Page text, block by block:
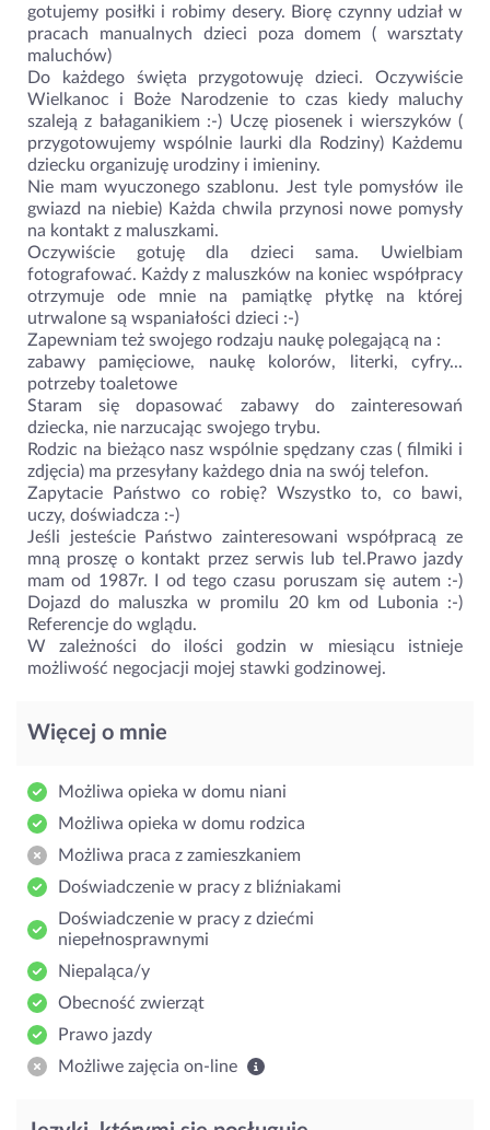
gotujemy posiłki i robimy desery. Biorę czynny udział w
pracach manualnych dzieci poza domem ( warsztaty
maluchów)
Do każdego święta przygotowuję dzieci. Oczywiście
Wielkanoc i Boże Narodzenie to czas kiedy maluchy
szaleją z bałaganikiem :-) Uczę piosenek i wierszyków (
przygotowujemy wspólnie laurki dla Rodziny) Każdemu
dziecku organizuję urodziny i imieniny.
Nie mam wyuczonego szablonu. Jest tyle pomysłów ile
gwiazd na niebie) Każda chwila przynosi nowe pomysły
na kontakt z maluszkami.
Oczywiście gotuję dla dzieci sama. Uwielbiam
fotografować. Każdy z maluszków na koniec współpracy
otrzymuje ode mnie na pamiątkę płytkę na której
utrwalone są wspaniałości dzieci :-)
Zapewniam też swojego rodzaju naukę polegającą na :
zabawy pamięciowe, naukę kolorów, literki, cyfry...
potrzeby toaletowe
Staram się dopasować zabawy do zainteresowań
dziecka, nie narzucając swojego trybu.
Rodzic na bieżąco nasz wspólnie spędzany czas ( filmiki i
zdjęcia) ma przesyłany każdego dnia na swój telefon.
Zapytacie Państwo co robię? Wszystko to, co bawi,
uczy, doświadcza :-)
Jeśli jesteście Państwo zainteresowani współpracą ze
mną proszę o kontakt przez serwis lub tel.Prawo jazdy
mam od 1987r. I od tego czasu poruszam się autem :-)
Dojazd do maluszka w promilu 20 km od Lubonia :-)
Referencje do wglądu.
W zależności do ilości godzin w miesiącu istnieje
możliwość negocjacji mojej stawki godzinowej.
Więcej o mnie
Możliwa opieka w domu niani
Możliwa opieka w domu rodzica
Możliwa praca z zamieszkaniem
Doświadczenie w pracy z bliźniakami
Doświadczenie w pracy z dziećmi
niepełnosprawnymi
Niepaląca/y
Obecność zwierząt
Prawo jazdy
Możliwe zajęcia on-line